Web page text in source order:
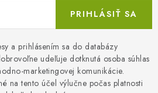
a prihlásením sa do databázy
udeľuje dotknutá osoba súhlas
marketingovej komunikácie.
na tento účel výlučne počas platnosti
PRIHLÁSIŤ SA